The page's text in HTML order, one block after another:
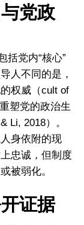
党政
括党内“核心”
人不同的是，
权威（cult of
塑党的政治生
Li, 2018）。
身依附的现
忠诚，但制度
被弱化。
证据